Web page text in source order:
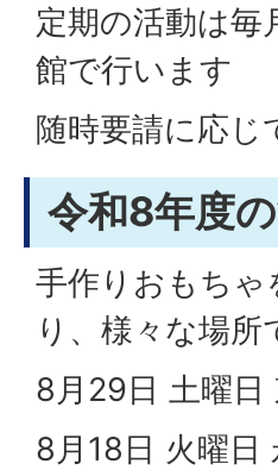
定期の活動は毎
館で行います
随時要請に応じ
令和8年度
手作りおもち
り、様々な場
8月29日 土曜日
8月18日 火曜日